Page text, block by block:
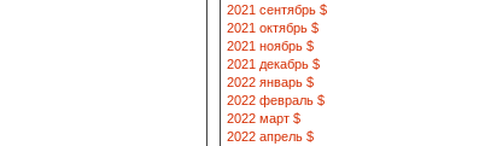
2021 сентябрь $
2021 октябрь $
2021 ноябрь $
2021 декабрь $
2022 январь $
2022 февраль $
2022 март $
2022 апрель $